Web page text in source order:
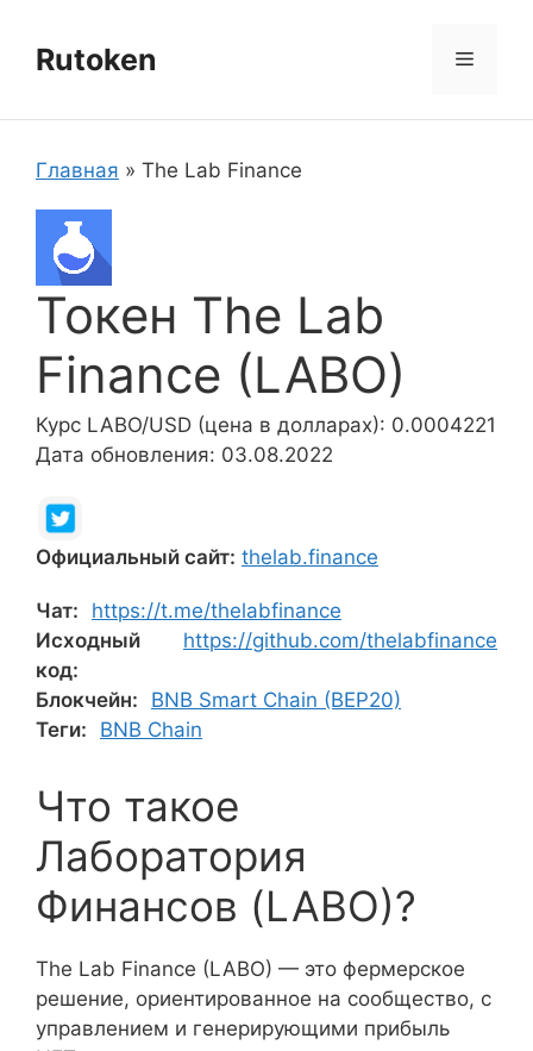
содержимому
Rutoken Меню
Главная » The Lab Finance
Токен The Lab
Finance (LABO)
Курс LABO/USD (цена в долларах): 0.0004221
Дата обновления: 03.08.2022
Официальный сайт: thelab.finance
Чат:
https://t.me/thelabfinance
Исходный
код:
https://github.com/thelabfinance
Блокчейн:
BNB Smart Chain (BEP20)
Теги:
BNB Chain
Что такое
Лаборатория
Финансов (LABO)?
The Lab Finance (LABO) — это фермерское
решение, ориентированное на сообщество, с
управлением и генерирующими прибыль